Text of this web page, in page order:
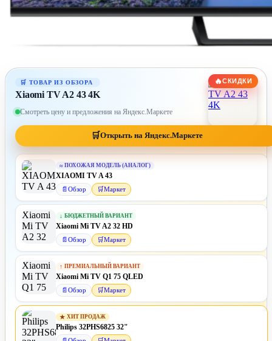
🔥СКИДКИ
Xiaomi TV A2 43 4K
Смотреть цену и предложения на Яндекс.Маркете
🛒Открыть на Яндекс.Маркете
≈ ПОХОЖАЯ МОДЕЛЬ (АНАЛОГ)
XIAOMI TV A 43
📄Обзор 🛒Маркет
↓ БЮДЖЕТНЫЙ ВАРИАНТ
Xiaomi Mi TV A2 32 HD
📄Обзор 🛒Маркет
↑ ПРЕМИАЛЬНЫЙ ВАРИАНТ
Xiaomi Mi TV Q1 75 QLED
📄Обзор 🛒Маркет
★ ХИТ ПРОДАЖ
Philips 32PHS6825 32"